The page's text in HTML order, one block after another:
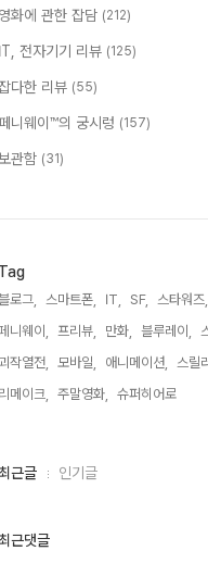
영화에 관한 잡담 (212)
IT, 전자기기 리뷰 (125)
다한 리뷰 (55)
니웨이™의 궁시렁 (157)
보관함 (31)
Tag
로그, 스마트폰, IT, SF, 스타워즈,
니웨이,
프리뷰, 만화, 블루레이,
작열전,
모바일, 애니메이션, 스릴
리메이크,
주말영화, 슈퍼히어로,
최근글 인기글
근댓글